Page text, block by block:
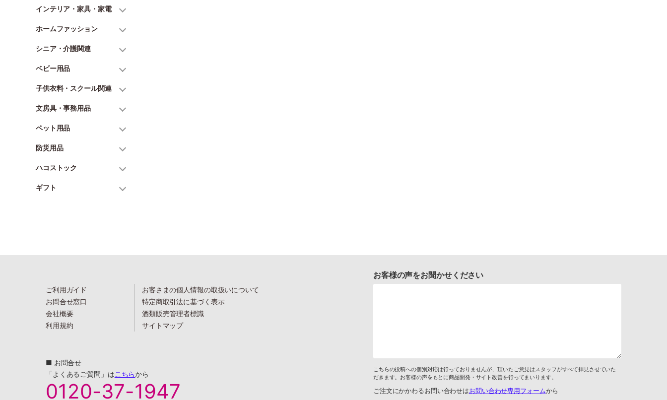
インテリア・家具・家電
ホームファッション
シニア・介護関連
ベビー用品
子供衣料・スクール関連
文房具・事務用品
ペット用品
防災用品
ハコストック
ギフト
ご利用ガイド
お問合せ窓口
会社概要
利用規約
お客さまの個人情報の取扱いについて
特定商取引法に基づく表示
酒類販売管理者標識
サイトマップ
■ お問合せ
「よくあるご質問」はこちらから
0120-37-1947
お客様の声をお聞かせください
こちらの投稿への個別対応は行っておりませんが、頂いたご意見はスタッフがすべて拝見させていた
だきます。お客様の声をもとに商品開発・サイト改善を行ってまいります。
ご注文にかかわるお問い合わせはお問い合わせ専用フォームから